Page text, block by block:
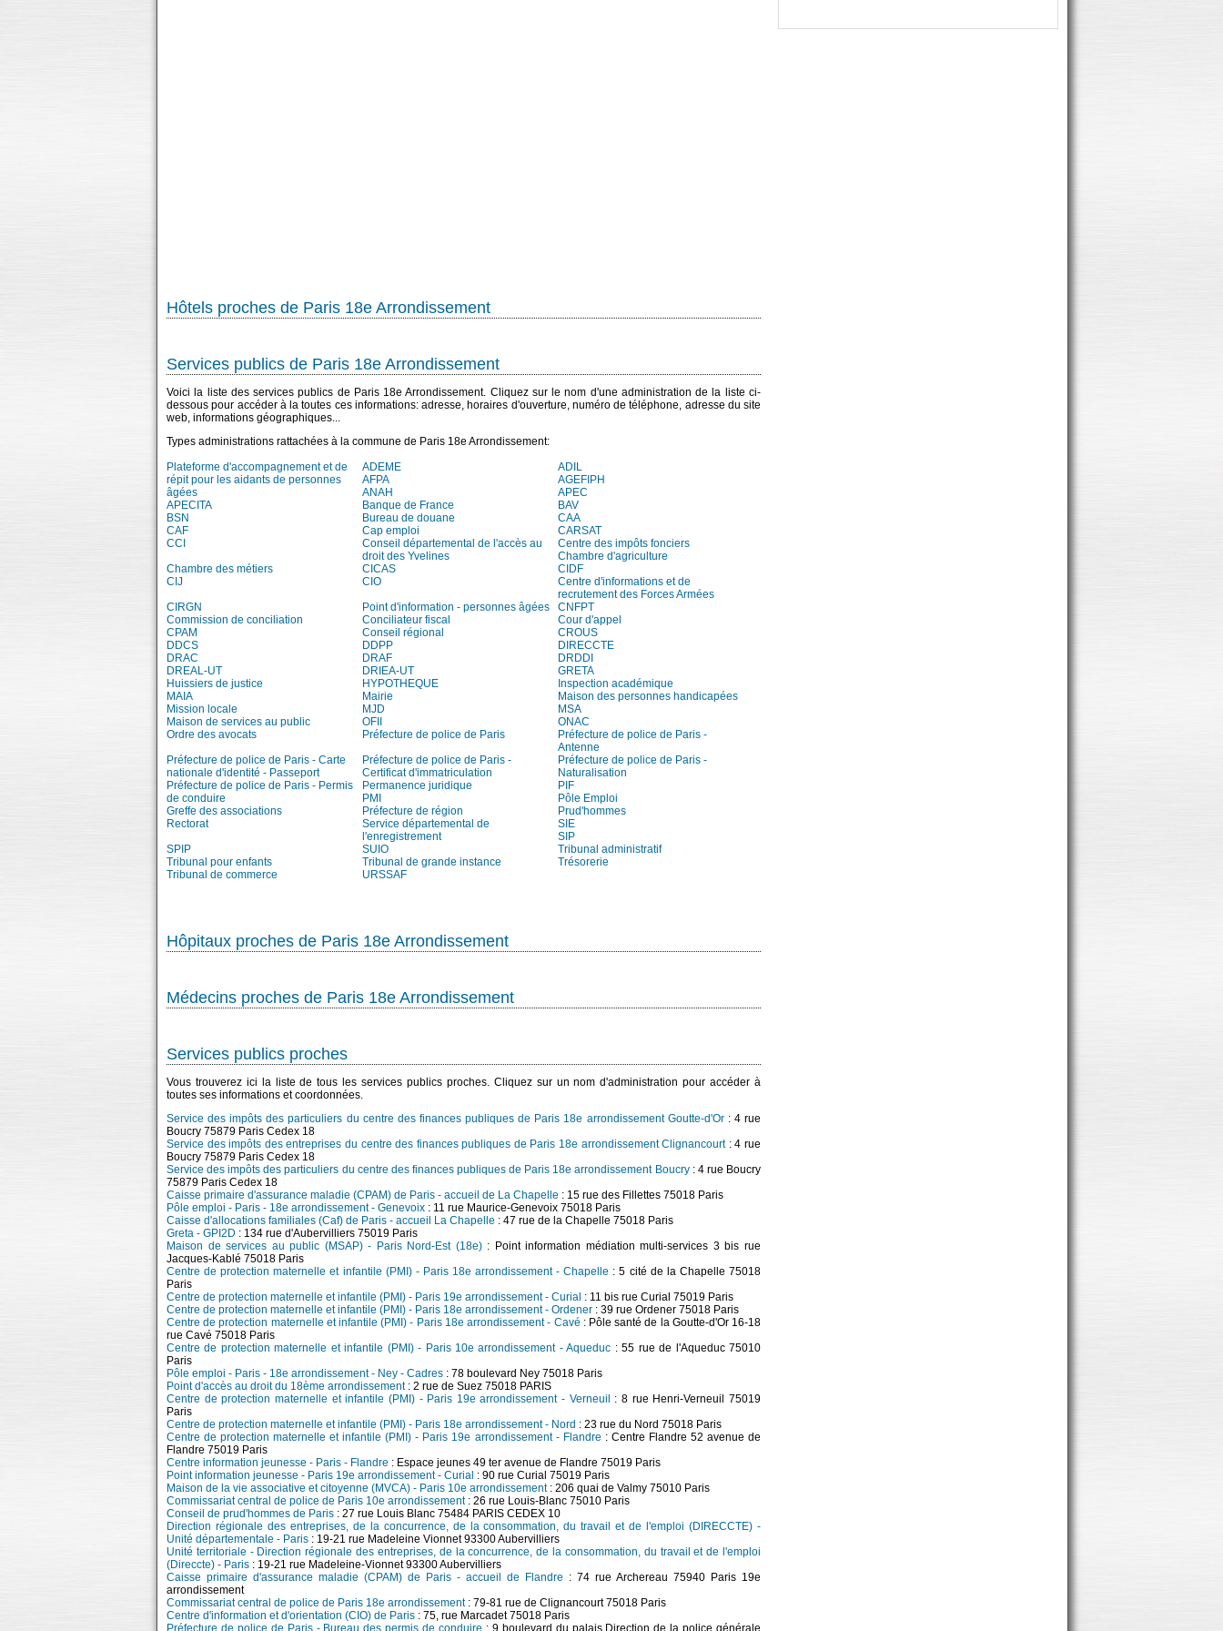
Hôtels proches de Paris 18e Arrondissement
Services publics de Paris 18e Arrondissement
Voici la liste des services publics de Paris 18e Arrondissement. Cliquez sur le nom d'une administration de la liste ci-
dessous pour accéder à la toutes ces informations: adresse, horaires d'ouverture, numéro de téléphone, adresse du site
web, informations géographiques...
Types administrations rattachées à la commune de Paris 18e Arrondissement:
Plateforme d'accompagnement et de
répit pour les aidants de personnes
âgées
ADEME
ADIL
AFPA
AGEFIPH
ANAH
APEC
APECITA
Banque de France
BAV
BSN
Bureau de douane
CAA
CAF
Cap emploi
CARSAT
CCI
Conseil départemental de l'accès au
droit des Yvelines
Centre des impôts fonciers
Chambre d'agriculture
Chambre des métiers
CICAS
CIDF
CIJ
CIO
Centre d'informations et de
recrutement des Forces Armées
CIRGN
Point d'information - personnes âgées
CNFPT
Commission de conciliation
Conciliateur fiscal
Cour d'appel
CPAM
Conseil régional
CROUS
DDCS
DDPP
DIRECCTE
DRAC
DRAF
DRDDI
DREAL-UT
DRIEA-UT
GRETA
Huissiers de justice
HYPOTHEQUE
Inspection académique
MAIA
Mairie
Maison des personnes handicapées
Mission locale
MJD
MSA
Maison de services au public
OFII
ONAC
Ordre des avocats
Préfecture de police de Paris
Préfecture de police de Paris -
Antenne
Préfecture de police de Paris - Carte
nationale d'identité - Passeport
Préfecture de police de Paris -
Certificat d'immatriculation
Préfecture de police de Paris -
Naturalisation
Préfecture de police de Paris - Permis
de conduire
Permanence juridique
PIF
PMI
Pôle Emploi
Greffe des associations
Préfecture de région
Prud'hommes
Rectorat
Service départemental de
l'enregistrement
SIE
SIP
SPIP
SUIO
Tribunal administratif
Tribunal pour enfants
Tribunal de grande instance
Trésorerie
Tribunal de commerce
URSSAF
Hôpitaux proches de Paris 18e Arrondissement
Médecins proches de Paris 18e Arrondissement
Services publics proches
Vous trouverez ici la liste de tous les services publics proches. Cliquez sur un nom d'administration pour accéder à
toutes ses informations et coordonnées.
Service des impôts des particuliers du centre des finances publiques de Paris 18e arrondissement Goutte-d'Or: 4 rue
Boucry 75879 Paris Cedex 18
Service des impôts des entreprises du centre des finances publiques de Paris 18e arrondissement Clignancourt: 4 rue
Boucry 75879 Paris Cedex 18
Service des impôts des particuliers du centre des finances publiques de Paris 18e arrondissement Boucry: 4 rue Boucry
75879 Paris Cedex 18
Caisse primaire d'assurance maladie (CPAM) de Paris - accueil de La Chapelle : 15 rue des Fillettes 75018 Paris
Pôle emploi - Paris - 18e arrondissement - Genevoix : 11 rue Maurice-Genevoix 75018 Paris
Caisse d'allocations familiales (Caf) de Paris - accueil La Chapelle : 47 rue de la Chapelle 75018 Paris
Greta - GPI2D : 134 rue d'Aubervilliers 75019 Paris
Maison de services au public (MSAP) - Paris Nord-Est (18e): Point information médiation multi-services 3 bis rue
Jacques-Kablé 75018 Paris
Centre de protection maternelle et infantile (PMI) - Paris 18e arrondissement - Chapelle : 5 cité de la Chapelle 75018
Paris
Centre de protection maternelle et infantile (PMI) - Paris 19e arrondissement - Curial : 11 bis rue Curial 75019 Paris
Centre de protection maternelle et infantile (PMI) - Paris 18e arrondissement - Ordener : 39 rue Ordener 75018 Paris
Centre de protection maternelle et infantile (PMI) - Paris 18e arrondissement - Cavé : Pôle santé de la Goutte-d'Or 16-18
rue Cavé 75018 Paris
Centre de protection maternelle et infantile (PMI) - Paris 10e arrondissement - Aqueduc : 55 rue de l'Aqueduc 75010
Paris
Pôle emploi - Paris - 18e arrondissement - Ney - Cadres : 78 boulevard Ney 75018 Paris
Point d'accès au droit du 18ème arrondissement: 2 rue de Suez 75018 PARIS
Centre de protection maternelle et infantile (PMI) - Paris 19e arrondissement - Verneuil
: 8 rue Henri-Verneuil 75019
Paris
Centre de protection maternelle et infantile (PMI) - Paris 18e arrondissement - Nord : 23 rue du Nord 75018 Paris
Centre de protection maternelle et infantile (PMI) - Paris 19e arrondissement - Flandre : Centre Flandre 52 avenue de
Flandre 75019 Paris
Centre information jeunesse - Paris - Flandre : Espace jeunes 49 ter avenue de Flandre 75019 Paris
Point information jeunesse - Paris 19e arrondissement - Curial : 90 rue Curial 75019 Paris
Maison de la vie associative et citoyenne (MVCA) - Paris 10e arrondissement: 206 quai de Valmy 75010 Paris
Commissariat central de police de Paris 10e arrondissement: 26 rue Louis-Blanc 75010 Paris
Conseil de prud'hommes de Paris : 27 rue Louis Blanc 75484 PARIS CEDEX 10
Direction régionale des entreprises, de la concurrence, de la consommation, du travail et de l'emploi (DIRECCTE) -
Unité départementale - Paris : 19-21 rue Madeleine Vionnet 93300 Aubervilliers
Unité territoriale - Direction régionale des entreprises, de la concurrence, de la consommation, du travail et de l'emploi
(Direccte) - Paris : 19-21 rue Madeleine-Vionnet 93300 Aubervilliers
Caisse primaire d'assurance maladie (CPAM) de Paris - accueil de Flandre : 74 rue Archereau 75940 Paris 19e
arrondissement
Commissariat central de police de Paris 18e arrondissement: 79-81 rue de Clignancourt 75018 Paris
Centre d'information et d'orientation (CIO) de Paris : 75, rue Marcadet 75018 Paris
Préfecture de police de Paris - Bureau des permis de conduire : 9 boulevard du palais Direction de la police générale